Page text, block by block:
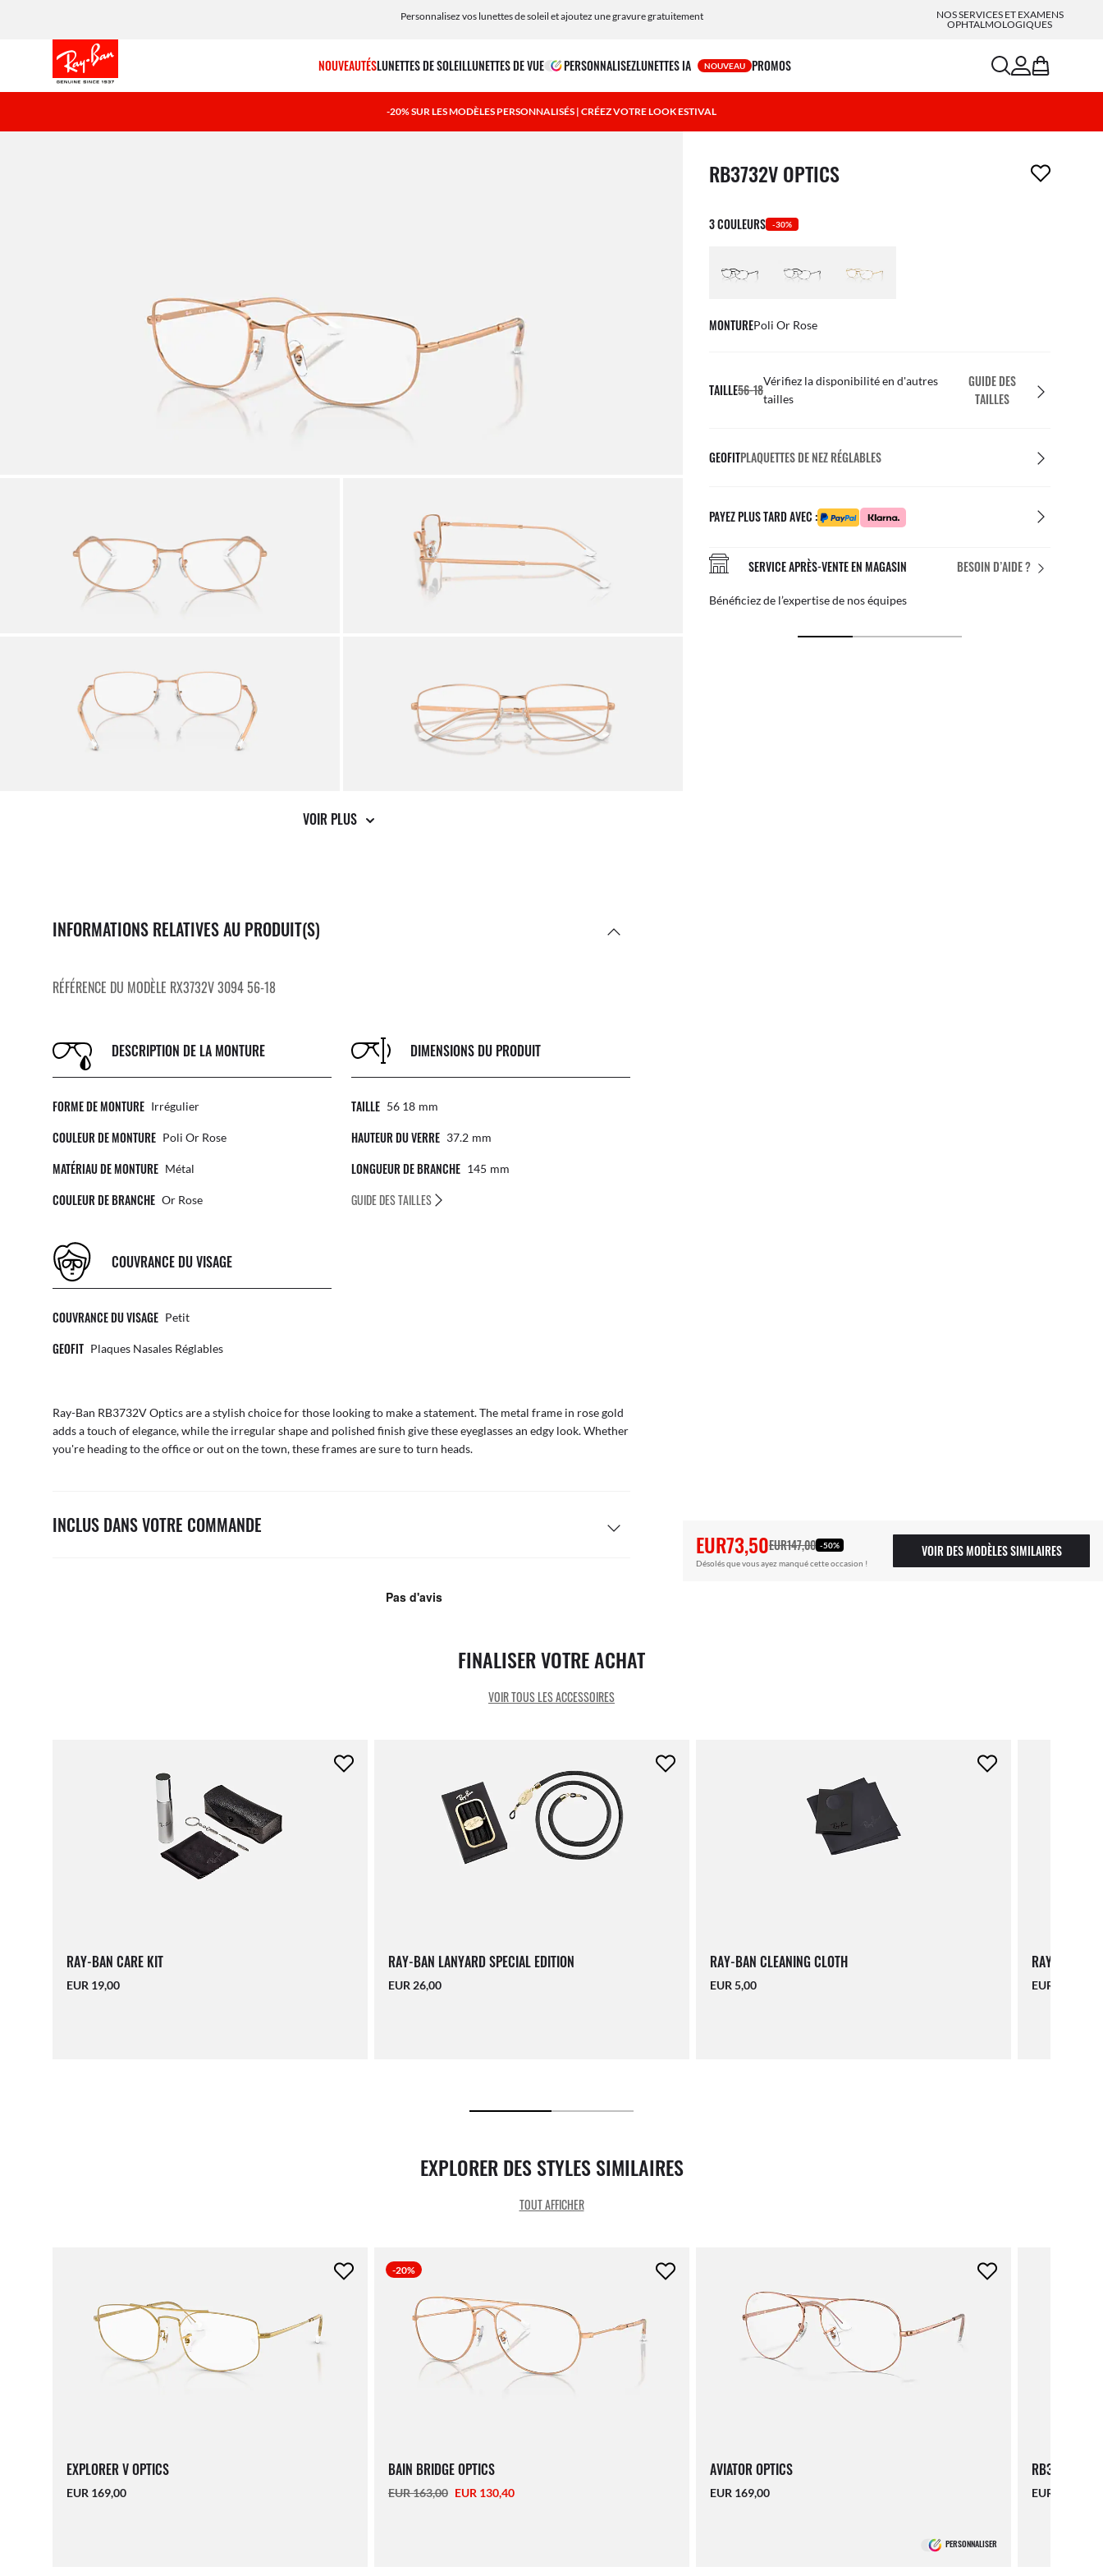
Personnalisez vos lunettes de soleil et ajoutez une gravure gratuitement
NOS SERVICES ET EXAMENS
OPHTALMOLOGIQUES
NOUVEAUTÉSLUNETTES DE SOLEILLUNETTES DE VUE PERSONNALISEZLUNETTES IA NOUVEAU PROMOS searchaccount
bag
-20% SUR LES MODÈLES PERSONNALISÉS | CRÉEZ VOTRE LOOK ESTIVAL
VOIR PLUS
INFORMATIONS RELATIVES AU PRODUIT(S)
RÉFÉRENCE DU MODÈLE RX3732V 3094 56-18
DESCRIPTION DE LA MONTURE
FORME DE MONTURE Irrégulier
COULEUR DE MONTURE Poli Or Rose
MATÉRIAU DE MONTURE Métal
COULEUR DE BRANCHE Or Rose
DIMENSIONS DU PRODUIT
TAILLE 56 18 Mm
HAUTEUR DU VERRE 37.2 Mm
LONGUEUR DE BRANCHE 145 Mm
GUIDE DES TAILLES
COUVRANCE DU VISAGE
COUVRANCE DU VISAGE Petit
GEOFIT Plaques Nasales Réglables
Ray-Ban RB3732V Optics are a stylish choice for those looking to make a statement. The metal frame in rose gold
adds a touch of elegance, while the irregular shape and polished finish give these eyeglasses an edgy look. Whether
you're heading to the office or out on the town, these frames are sure to turn heads.
INCLUS DANS VOTRE COMMANDE
1 article a été retiré de votre liste de souhaits
RB3732V OPTICS
3 COULEURS -30%
MONTUREPoli Or Rose
TAILLE56-18
Vérifiez la disponibilité en d'autres
tailles
GUIDE DES
TAILLES
GEOFITPLAQUETTES DE NEZ RÉGLABLES
PAYEZ PLUS TARD AVEC :
BESOIN D’AIDE ?
SERVICE APRÈS-VENTE EN MAGASIN
Bénéficiez de l’expertise de nos équipes
EUR73,50EUR147,00 -50%
Désolés que vous ayez manqué cette occasion !
VOIR DES MODÈLES SIMILAIRES
FINALISER VOTRE ACHAT
VOIR TOUS LES ACCESSOIRES
RAY-BAN CARE KIT
EUR 19,00
RAY-BAN LANYARD SPECIAL EDITION
EUR 26,00
RAY-BAN CLEANING CLOTH
EUR 5,00
RAY-BAN
EUR 16,00
EXPLORER DES STYLES SIMILAIRES
TOUT AFFICHER
EXPLORER V OPTICS
EUR 169,00
-20%
BAIN BRIDGE OPTICS
EUR 163,00 EUR 130,40
AVIATOR OPTICS
EUR 169,00
PERSONNALISER
RB3746V
EUR 169,00